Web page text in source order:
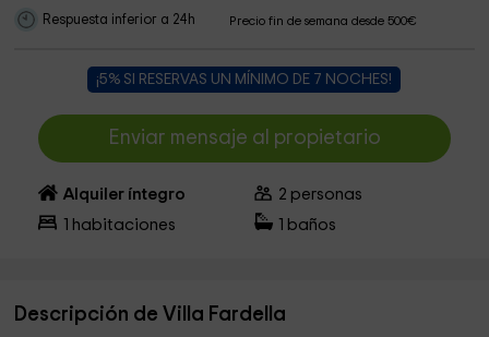
Respuesta inferior a 24h Precio fin de semana desde 500€
¡5% SI RESERVAS UN MÍNIMO DE 7 NOCHES!
Enviar mensaje al propietario
Alquiler íntegro 2 personas
habitaciones baños
Descripción de Villa Fardella